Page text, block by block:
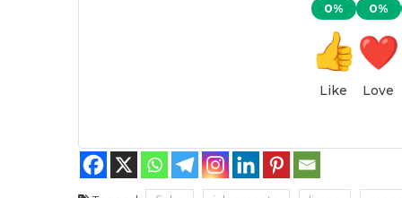
0%
Like
0%
Love